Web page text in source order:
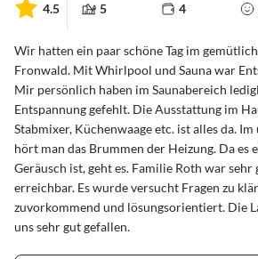
4.5 5 4
Wir hatten ein paar schöne Tag im
Fronwald. Mit Whirlpool und Sauna war
Mir persönlich haben im Saunabereich
Entspannung gefehlt. Die Ausstattung im
Stabmixer, Küchenwaage etc. ist alles da.
hört man das Brummen der Heizung. Da es
Geräusch ist, geht es. Familie Roth war
erreichbar. Es wurde versucht Fragen zu
zuvorkommend und lösungsorientiert. Die
uns sehr gut gefallen.